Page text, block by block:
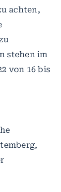
achten,
stehen im
von 16 bis